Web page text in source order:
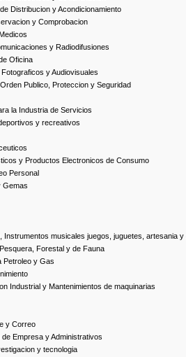
Distribucion y Acondicionamiento
y Comprobacion
y Radiodifusiones
Oficina
y Audiovisuales
Publico, Proteccion y Seguridad
la Industria de Servicios
y recreativos
y Productos Electronicos de Consumo
Personal
Gemas
musicales juegos, juguetes, artesania y
Forestal y de Fauna
Petroleo y Gas
Industrial y Mantenimientos de maquinarias
y Correo
Empresa y Administrativos
y tecnologia